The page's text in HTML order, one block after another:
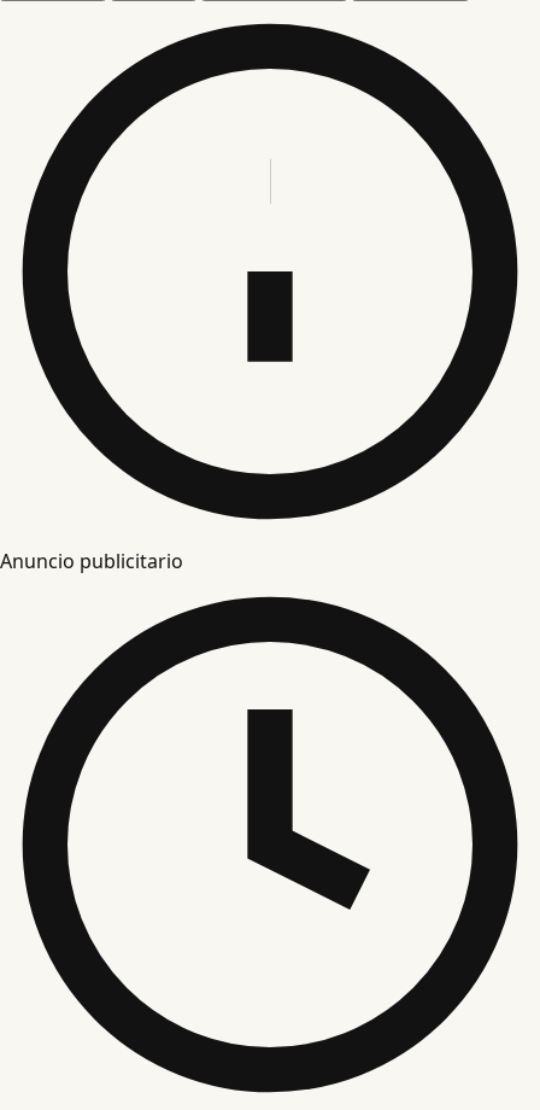
Anuncio publicitario